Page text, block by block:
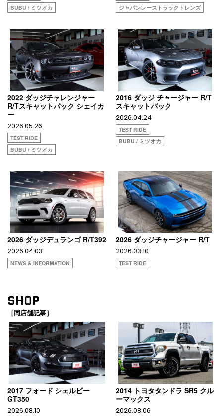
BUBU / ミツオカ
ジャパンレーストラックトレンズ
2022 ダッジチャレンジャー
R/Tスキャットパック シェイカ
ー
2026.05.26
TEST RIDE
BUBU / ミツオカ
2016 ダッジ チャージャー R/T
スキャットパック
2026.04.24
TEST RIDE
BUBU / ミツオカ
2026 ダッジデュランゴ R/T392
2026.04.03
NEWS & INFORMATION
2026 ダッジチャージャー R/T
2026.03.10
TEST RIDE
SHOP
［同店舗記事］
2017 フォード シェルビー
GT350
2026.08.10
2014 トヨタタンドラ SR5 クル
ーマックス
2026.08.06